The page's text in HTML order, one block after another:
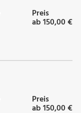
Preis
ab 150,00 €
Preis
ab 150,00 €